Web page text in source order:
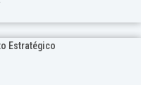
Estratégico